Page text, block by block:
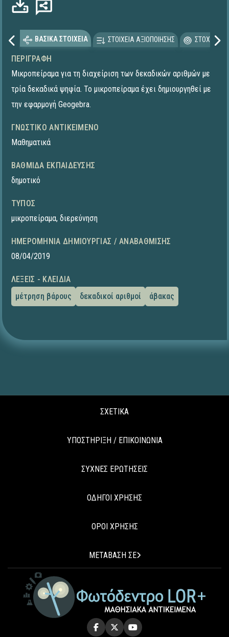
ΒΑΣΙΚΑ ΣΤΟΙΧΕΙΑ ΣΤΟΙΧΕΙΑ ΑΞΙΟΠΟΙΗΣΗΣ
ΠΕΡΙΓΡΑΦΉ
Μικροπείραμα για τη διαχείριση των δεκαδικών αριθμών με
τρία δεκαδικά ψηφία. Το μικροπείραμα έχει δημιουργηθεί με
την εφαρμογή Geogebra.
ΓΝΩΣΤΙΚΌ ΑΝΤΙΚΕΊΜΕΝΟ
Μαθηματικά
ΒΑΘΜΊΔΑ ΕΚΠΑΊΔΕΥΣΗΣ
δημοτικό
ΤΎΠΟΣ
μικροπείραμα, διερεύνηση
ΗΜΕΡΟΜΗΝΊΑ ΔΗΜΙΟΥΡΓΊΑΣ / ΑΝΑΒΆΘΜΙΣΗΣ
08/04/2019
ΛΈΞΕΙΣ - ΚΛΕΙΔΙΆ
μέτρηση βάρους
δεκαδικοί αριθμοί άβακας
ΣΧΕΤΙΚΑ
ΥΠΟΣΤΗΡΙΞΗ / ΕΠΙΚΟΙΝΩΝΙΑ
ΣΥΧΝΕΣ ΕΡΩΤΗΣΕΙΣ
ΟΔΗΓΟΙ ΧΡΗΣΗΣ
ΟΡΟΙ ΧΡΗΣΗΣ
ΜΕΤΑΒΑΣΗ ΣΕ